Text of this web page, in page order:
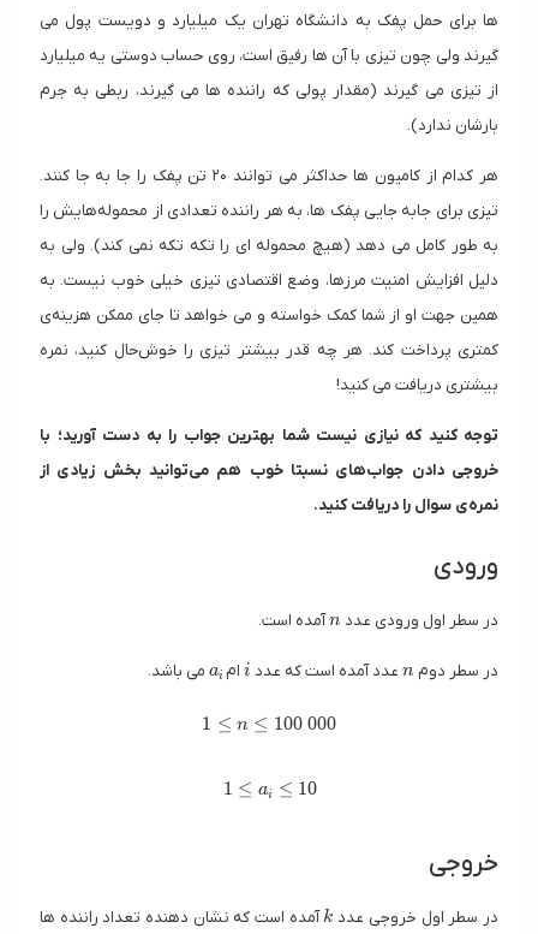
ها برای حمل پفک به دانشگاه تهران یک میلیارد و دویست پول می
گیرند ولی چون تیزی با آن ها رفیق است، روی حساب دوستی یه میلیارد
از تیزی می گیرند (مقدار پولی که راننده ها می گیرند،‌ ربطی به جرم
بارشان ندارد).
هر کدام از کامیون ها حداکثر می توانند ۲۰ تن پفک را جا به جا کنند.
تیزی برای جابه جایی پفک ها، به هر راننده تعدادی از محموله‌هایش را
به طور کامل می دهد (هیچ محموله ای را تکه تکه نمی کند). ولی به
دلیل افزایش امنیت مرزها، وضع اقتصادی تیزی خیلی خوب نیست. به
همین جهت او از شما کمک خواسته و می خواهد تا جای ممکن هزینه‌ی
کمتری پرداخت کند. هر چه قدر بیشتر تیزی را خوش‌حال کنید، نمره
بیشتری دریافت می کنید!
توجه کنید که نیازی نیست شما بهترین جواب را به دست آورید؛ با
خروجی دادن جواب‌های نسبتا خوب هم می‌توانید بخش زیادی از
نمره‌ی سوال را دریافت کنید.
ورودی
در سطر اول ورودی عدد
n
nآمده است.
در سطر دوم
n
n عدد آمده است که عدد i ام
a_i
ai می باشد.
1 \le n \le 100\ 000
1 ≤ n ≤ 100 000
1 \le a_i \le 10
1 ≤ ai ≤ 10
خروجی
در سطر اول خروجی عددk
kآمده است که نشان دهنده تعداد راننده ها